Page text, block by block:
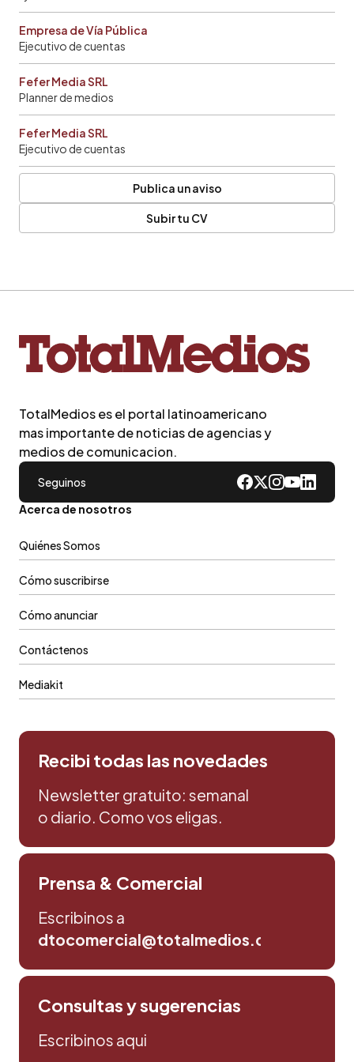
Empresa de Vía Pública
Ejecutivo de cuentas
Fefer Media SRL
Planner de medios
Fefer Media SRL
Ejecutivo de cuentas
Publica un aviso
Subir tu CV
TotalMedios es el portal latinoamericano
mas importante de noticias de agencias y
medios de comunicacion.
Seguinos
Acerca de nosotros
Quiénes Somos
Cómo suscribirse
Cómo anunciar
Contáctenos
Mediakit
Recibi todas las novedades
Newsletter gratuito: semanal
o diario. Como vos eligas.
Prensa & Comercial
Escribinos a
dtocomercial@totalmedios.com
Consultas y sugerencias
Escribinos aqui